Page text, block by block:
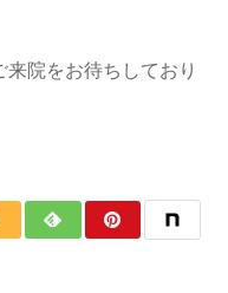
院をお待ちしており